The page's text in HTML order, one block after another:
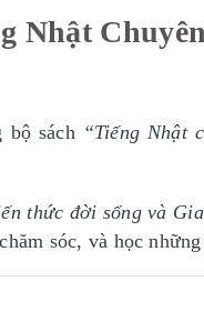
Nhật
bộ sách “Tiếng Nhật
thức đời sống và
sóc, và học